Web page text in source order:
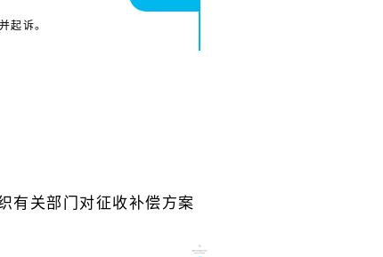
起诉。
有关部门对征收补偿方案